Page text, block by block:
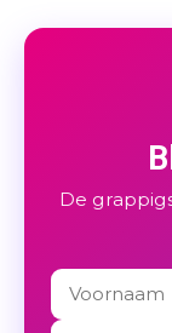
De